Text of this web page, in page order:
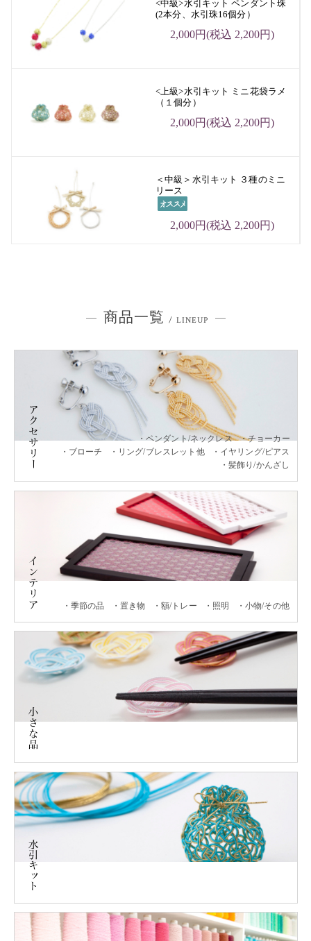
<中級>水引キット ペンダント珠
(2本分、水引珠16個分）
2,000円(税込 2,200円)
<上級>水引キット ミニ花袋ラメ
（１個分）
2,000円(税込 2,200円)
＜中級＞水引キット ３種のミニ
リース
2,000円(税込 2,200円)
商品一覧 / LINEUP
チョーカー
ペンダント/ネックレス
イヤリング/ピアス
リング/ブレスレット他
ブローチ
髪飾り/かんざし
小物/その他
照明
額/トレー
置き物
季節の品